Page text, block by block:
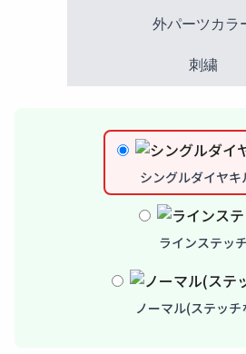
外パーツカラ
刺繍
シングルダイヤキ
ラインステッチ
ノーマル(ステッチ